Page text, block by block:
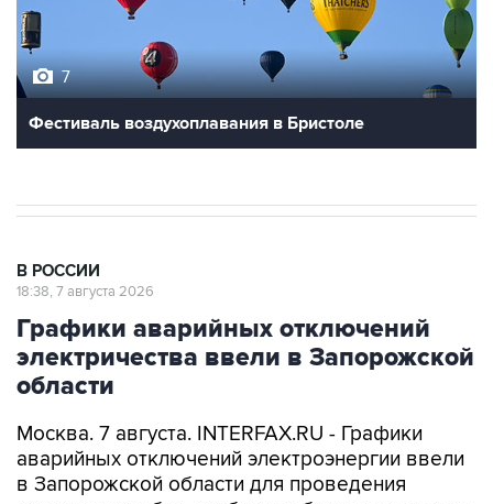
Фестиваль воздухоплавания в Бристоле
Графики аварийных отключений
электричества ввели в Запорожской
области
Москва. 7 августа. INTERFAX.RU - Графики
в Запорожской области для проведения
ремонтных работ, сообщил губернатор региона
Евгений Балицкий в пятницу.